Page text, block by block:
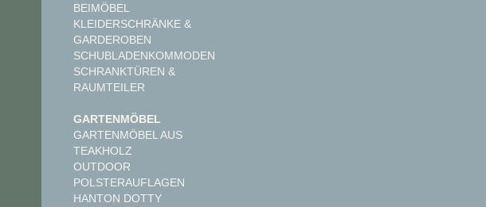
BEIMÖBEL
KLEIDERSCHRÄNKE &
GARDEROBEN
SCHUBLADENKOMMODEN
SCHRANKTÜREN &
RAUMTEILER
GARTENMÖBEL
GARTENMÖBEL AUS
TEAKHOLZ
OUTDOOR
POLSTERAUFLAGEN
HANTON DOTTY